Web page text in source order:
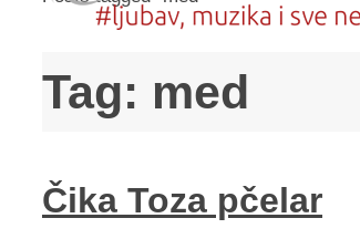
Tag: med
Čika Toza pčelar